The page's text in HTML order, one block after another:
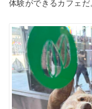
体験ができるカフェだ